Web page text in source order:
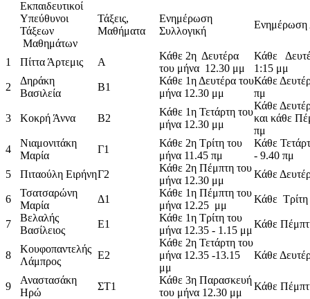
Εκπαιδευτικοί
Υπεύθυνοι
Τάξεων
Μαθημάτων
Τάξεις,
Μαθήματα
Ενημέρωση
Συλλογική
Ενημέρωση
1 Πίττα Άρτεμις Α
Κάθε 2η Δευτέρα
του μήνα 12.30 μμ
Κάθε
1:15 μμ
2
Δηράκη
Βασιλεία
Β1
Κάθε 1η Δευτέρα του
μήνα 12.30 μμ
Κάθε
πμ
3 Κοκρή Άννα Β2
Κάθε 1η Τετάρτη του
μήνα 12.30 μμ
Κάθε
και κάθε
πμ
4
Νιαμονιτάκη
Μαρία
Γ1
Κάθε 2η Τρίτη του
μήνα 11.45 πμ
Κάθε
- 9.40 πμ
5
Πιταούλη ΕιρήνηΓ2
Κάθε 2η Πέμπτη του
μήνα 12.30 μμ
Κάθε
6
Τσατσαρώνη
Μαρία
Δ1
Κάθε 1η Πέμπτη του
μήνα 12.25 μμ
Κάθε
7
Βελαλής
Βασίλειος
E1
Κάθε 1η Τρίτη του
μήνα 12.35 - 1.15 μμ
Κάθε
8
Κουφοπαντελής
Λάμπρος
Ε2
Κάθε 2η Τετάρτη του
μήνα 12.35 -13.15
μμ
Κάθε
9
Αναστασάκη
Ηρώ
ΣΤ1
Κάθε 3η Παρασκευή
του μήνα 12.30 μμ
Κάθε